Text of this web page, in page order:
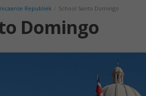
Republiek School Santo Domingo
Domingo